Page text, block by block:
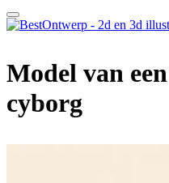
Model van
cyborg